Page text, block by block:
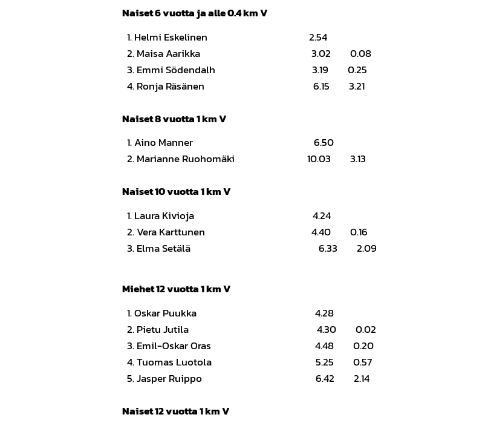
Naiset 6 vuotta ja alle 0.4 km V
1. Helmi Eskelinen 2.54
2. Maisa Aarikka 3.02 0.08
3. Emmi Södendalh 3.19 0.25
4. Ronja Räsänen 6.15 3.21
Naiset 8 vuotta 1 km V
1. Aino Manner 6.50
2. Marianne Ruohomäki 10.03 3.13
Naiset 10 vuotta 1 km V
1. Laura Kivioja 4.24
2. Vera Karttunen 4.40 0.16
3. Elma Setälä 6.33 2.09
Miehet 12 vuotta 1 km V
1. Oskar Puukka 4.28
2. Pietu Jutila 4.30 0.02
3. Emil-Oskar Oras 4.48 0.20
4. Tuomas Luotola 5.25 0.57
5. Jasper Ruippo 6.42 2.14
Naiset 12 vuotta 1 km V